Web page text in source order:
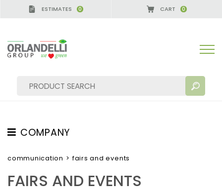
ESTIMATES 0 CART 0
COMPANY
ABOUT US
communication > fairs and events
FAIRS AND EVENTS
- SPONSOR